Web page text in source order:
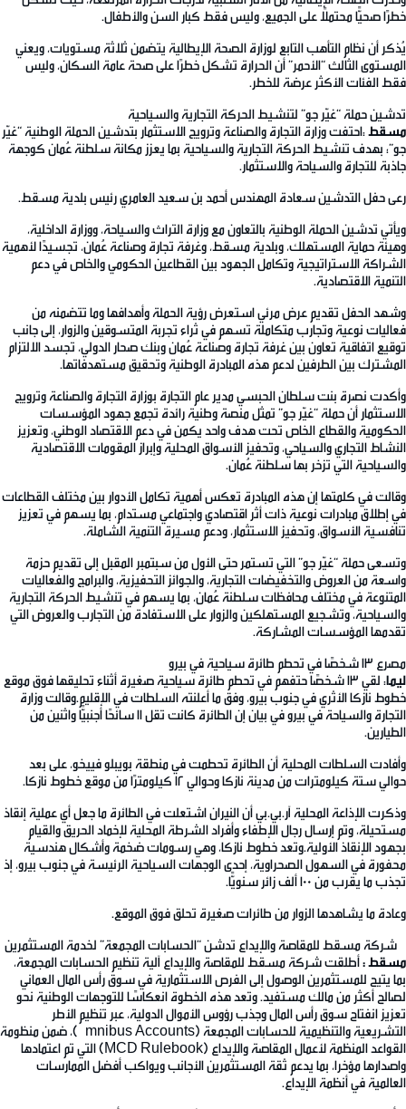
خطرًا صحيًّا محتملًا على الجميع، وليس فقط كبار السن والأطفال.
يُذكر أن نظام التأهب التابع لوزارة الصحة الإيطالية يتضمن ثلاثة مستويات، ويعني
المستوى الثالث “الأحمر” أن الحرارة تشكل خطرًا على صحة عامة السكان، وليس
فقط الفئات الأكثر عرضة للخطر.
تدشين حملة “غيّر جو” لتنشيط الحركة التجارية والسياحية
مسقط:احتفت وزارة التجارة والصناعة وترويج الاستثمار بتدشين الحملة الوطنية “غيّر
جو”؛ بهدف تنشيط الحركة التجارية والسياحية بما يعزز مكانة سلطنة عُمان كوجهة
جاذبة للتجارة والسياحة والاستثمار.
رعى حفل التدشين سعادة المهندس أحمد بن سعيد العامري رئيس بلدية مسقط.
ويأتي تدشين الحملة الوطنية بالتعاون مع وزارة التراث والسياحة، ووزارة الداخلية،
وهيئة حماية المستهلك، وبلدية مسقط، وغرفة تجارة وصناعة عُمان، تجسيدًا لأهمية
الشراكة الاستراتيجية وتكامل الجهود بين القطاعين الحكومي والخاص في دعم
التنمية الاقتصادية.
وشهد الحفل تقديم عرض مرئي استعرض رؤية الحملة وأهدافها وما تتضمنه من
فعاليات نوعية وتجارب متكاملة تسهم في ثراء تجربة المتسوقين والزوار، إلى جانب
توقيع اتفاقية تعاون بين غرفة تجارة وصناعة عُمان وبنك صحار الدولي، تجسد الالتزام
المشترك بين الطرفين لدعم هذه المبادرة الوطنية وتحقيق مستهدفاتها.
وأكدت نصرة بنت سلطان الحبسي مدير عام التجارة بوزارة التجارة والصناعة وترويج
الاستثمار أن حملة “غيّر جو” تمثل منصة وطنية رائدة تجمع جهود المؤسسات
الحكومية والقطاع الخاص تحت هدف واحد يكمن في دعم الاقتصاد الوطني، وتعزيز
النشاط التجاري والسياحي، وتحفيز الأسواق المحلية وإبراز المقومات الاقتصادية
والسياحية التي تزخر بها سلطنة عُمان.
وقالت في كلمتها إن هذه المبادرة تعكس أهمية تكامل الأدوار بين مختلف القطاعات
في إطلاق مبادرات نوعية ذات أثر اقتصادي واجتماعي مستدام، بما يسهم في تعزيز
تنافسية الأسواق، وتحفيز الاستثمار، ودعم مسيرة التنمية الشاملة.
وتسعى حملة “غيّر جو” التي تستمر حتى الأول من سبتمبر المقبل إلى تقديم حزمة
واسعة من العروض والتخفيضات التجارية، والجوائز التحفيزية، والبرامج والفعاليات
المتنوعة في مختلف محافظات سلطنة عُمان، بما يسهم في تنشيط الحركة التجارية
والسياحية، وتشجيع المستهلكين والزوار على الاستفادة من التجارب والعروض التي
تقدمها المؤسسات المشاركة.
مصرع 13 شخصًا في تحطم طائرة سياحية في بيرو
ليما
: لقي 13 شخصًا حتفهم في تحطم طائرة سياحية صغيرة أثناء تحليقها فوق موقع
خطوط نازكا الأثري في جنوب بيرو، وفق ما أعلنته السلطات في الإقليم.وقالت وزارة
التجارة والسياحة في بيرو في بيان إن الطائرة كانت تقل 11 سائحًا أجنبيًّا واثنين من
الطيارين.
وأفادت السلطات المحلية أن الطائرة تحطمت في منطقة بويبلو فييخو، على بعد
حوالي ستة كيلومترات من مدينة نازكا وحوالي 12 كيلومترًا من موقع خطوط نازكا.
وذكرت الإذاعة المحلية آر.بي.بي أن النيران اشتعلت في الطائرة ما جعل أي عملية إنقاذ
مستحيلة، وتم إرسال رجال الإطفاء وأفراد الشرطة المحلية لإخماد الحريق والقيام
بجهود الإنقاذ الأولية.وتعد خطوط نازكا، وهي رسومات ضخمة وأشكال هندسية
محفورة في السهول الصحراوية، إحدى الوجهات السياحية الرئيسة في جنوب بيرو، إذ
تجذب ما يقرب من 100 ألف زائر سنويًّا.
وعادة ما يشاهدها الزوار من طائرات صغيرة تحلق فوق الموقع.
شركة مسقط للمقاصة والإيداع تدشن “الحسابات المجمعة” لخدمة المستثمرين
مسقط :أطلقت شركة مسقط للمقاصة والإيداع آلية تنظيم الحسابات المجمعة،
بما يتيح للمستثمرين الوصول إلى الفرص الاستثمارية في سوق رأس المال العماني
لصالح أكثر من مالك مستفيد. وتعد هذه الخطوة انعكاسًا للتوجهات الوطنية نحو
تعزيز انفتاح سوق رأس المال وجذب رؤوس الأموال الدولية، عبر تنظيم الأطر
التشريعية والتنظيمية للحسابات المجمعة (Omnibus Accounts)، ضمن منظومة
القواعد المنظمة لأعمال المقاصة والإيداع (MCD Rulebook) التي تم اعتمادها
واصدارها مؤخرا، بما يدعم ثقة المستثمرين الأجانب ويواكب أفضل الممارسات
العالمية في أنظمة الإيداع.